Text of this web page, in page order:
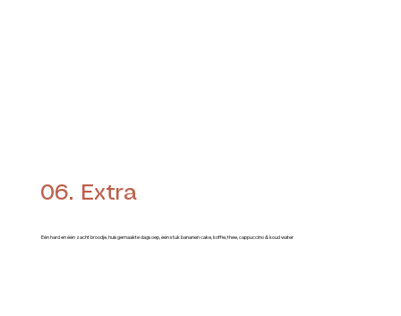
06. Extra
Eén hard en één zacht broodje, huisgemaakte dagsoep, één stuk bananen cake, koffie, thee, cappuccino & koud water